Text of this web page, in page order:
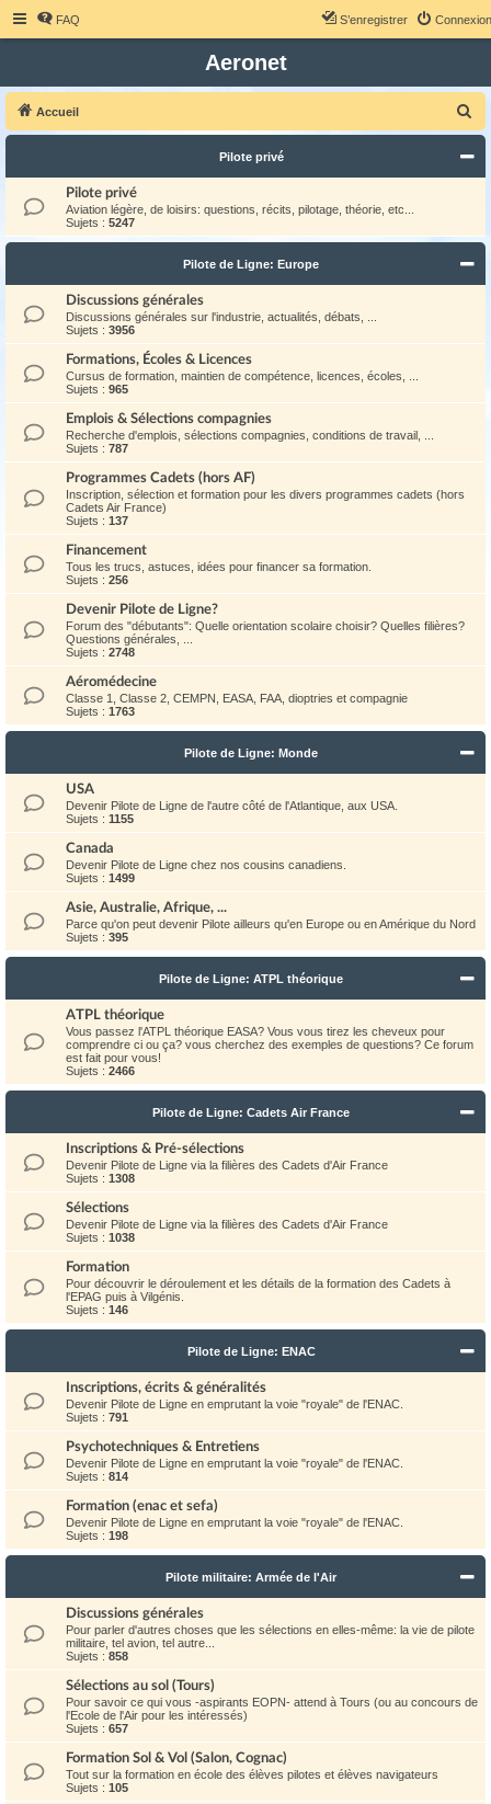
FAQ Connexion
S’enregistrer
Aeronet
Accueil
e
r
c
r
Pilote privé
Pilote privé
Aviation légère, de loisirs: questions, récits, pilotage, théorie, etc...
Sujets : 5247
Pilote de Ligne: Europe
Discussions générales
Discussions générales sur l'industrie, actualités, débats, ...
Sujets : 3956
Formations, Écoles & Licences
Cursus de formation, maintien de compétence, licences, écoles, ...
Sujets : 965
Emplois & Sélections compagnies
Recherche d'emplois, sélections compagnies, conditions de travail, ...
Sujets : 787
Programmes Cadets (hors AF)
Inscription, sélection et formation pour les divers programmes cadets (hors
Cadets Air France)
Sujets : 137
Financement
Tous les trucs, astuces, idées pour financer sa formation.
Sujets : 256
Devenir Pilote de Ligne?
Forum des "débutants": Quelle orientation scolaire choisir? Quelles filières?
Questions générales, ...
Sujets : 2748
Aéromédecine
Classe 1, Classe 2, CEMPN, EASA, FAA, dioptries et compagnie
Sujets : 1763
Pilote de Ligne: Monde
USA
Devenir Pilote de Ligne de l'autre côté de l'Atlantique, aux USA.
Sujets : 1155
Canada
Devenir Pilote de Ligne chez nos cousins canadiens.
Sujets : 1499
Asie, Australie, Afrique, ...
Parce qu'on peut devenir Pilote ailleurs qu'en Europe ou en Amérique du Nord
Sujets : 395
Pilote de Ligne: ATPL théorique
ATPL théorique
Vous passez l'ATPL théorique EASA? Vous vous tirez les cheveux pour
comprendre ci ou ça? vous cherchez des exemples de questions? Ce forum
est fait pour vous!
Sujets : 2466
Pilote de Ligne: Cadets Air France
Inscriptions & Pré-sélections
Devenir Pilote de Ligne via la filières des Cadets d'Air France
Sujets : 1308
Sélections
Devenir Pilote de Ligne via la filières des Cadets d'Air France
Sujets : 1038
Formation
Pour découvrir le déroulement et les détails de la formation des Cadets à
l'EPAG puis à Vilgénis.
Sujets : 146
Pilote de Ligne: ENAC
Inscriptions, écrits & généralités
Devenir Pilote de Ligne en emprutant la voie "royale" de l'ENAC.
Sujets : 791
Psychotechniques & Entretiens
Devenir Pilote de Ligne en emprutant la voie "royale" de l'ENAC.
Sujets : 814
Formation (enac et sefa)
Devenir Pilote de Ligne en emprutant la voie "royale" de l'ENAC.
Sujets : 198
Pilote militaire: Armée de l'Air
Discussions générales
Pour parler d'autres choses que les sélections en elles-même: la vie de pilote
militaire, tel avion, tel autre...
Sujets : 858
Sélections au sol (Tours)
Pour savoir ce qui vous -aspirants EOPN- attend à Tours (ou au concours de
l'Ecole de l'Air pour les intéressés)
Sujets : 657
Formation Sol & Vol (Salon, Cognac)
Tout sur la formation en école des élèves pilotes et élèves navigateurs
Sujets : 105